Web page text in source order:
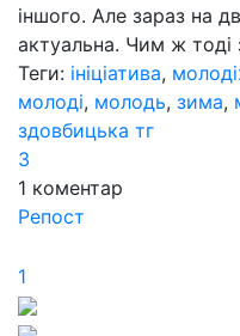
іншого. Але зараз на
актуальна. Чим ж тоді
Теги: ініціатива,
молоді, молодь, зима,
здовбицька тг
3
1 коментар
Репост
1